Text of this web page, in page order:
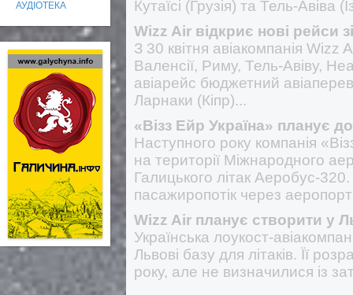
АУДІОТЕКА
Кутаїсі (Грузія) та Тель-Авіва
Wizz Air відкриє нові рейси
З 30 квітня авіакомпанія Wizz
Валенсії, Риму, Тель-Авіву,
авіарейс бюджетний
Ларнаки (Кіпр)...
«Візз Ейр Україна» планує
Наступного року компанія
на території Міжнародного
Галицького літак Аеробус-
пасажиропотік через
Wizz Air планує створити у
Українська лоукост-
Львові базу для літаків. Її
року, але не визначилися із